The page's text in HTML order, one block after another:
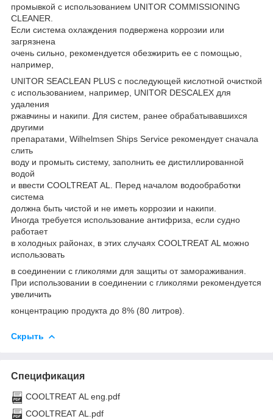
промывкой с использованием UNITOR COMMISSIONING
CLEANER.
Если система охлаждения подвержена коррозии или
загрязнена
очень сильно, рекомендуется обезжирить ее с помощью,
например,
UNITOR SEACLEAN PLUS с последующей кислотной очисткой
с использованием, например, UNITOR DESCALEX для
удаления
ржавчины и накипи. Для систем, ранее обрабатывавшихся
другими
препаратами, Wilhelmsen Ships Service рекомендует сначала
слить
воду и промыть систему, заполнить ее дистиллированной
водой
и ввести COOLTREAT AL. Перед началом водообработки
система
должна быть чистой и не иметь коррозии и накипи.
Иногда требуется использование антифриза, если судно
работает
в холодных районах, в этих случаях COOLTREAT AL можно
использовать
в соединении с гликолями для защиты от замораживания.
При использовании в соединении с гликолями рекомендуется
увеличить
концентрацию продукта до 8% (80 литров).
Скрыть
Спецификация
COOLTREAT AL eng.pdf
COOLTREAT AL.pdf